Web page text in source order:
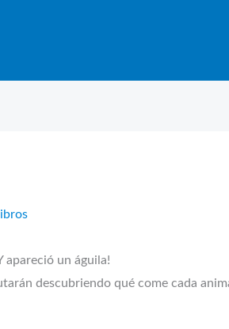
apareció un águila!
descubriendo qué come cada